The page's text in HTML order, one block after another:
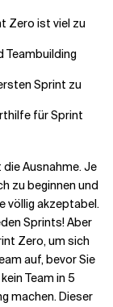
Zero ist viel zu
Teambuilding
Sprint zu
für Sprint
Ausnahme. Je
zu beginnen und
völlig akzeptabel.
Sprints! Aber
Zero, um sich
auf, bevor Sie
Team in 5
machen. Dieser